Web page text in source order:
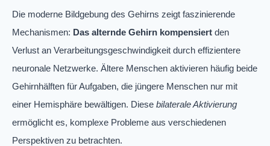
Die moderne Bildgebung des Gehirns zeigt faszinierende
Mechanismen: Das alternde Gehirn kompensiert den
Verlust an Verarbeitungsgeschwindigkeit durch effizientere
neuronale Netzwerke. Ältere Menschen aktivieren häufig beide
Gehirnhälften für Aufgaben, die jüngere Menschen nur mit
einer Hemisphäre bewältigen. Diese bilaterale Aktivierung
ermöglicht es, komplexe Probleme aus verschiedenen
Perspektiven zu betrachten.